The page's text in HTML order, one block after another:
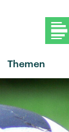
Themen